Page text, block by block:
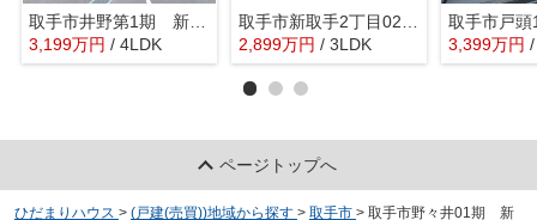
取手市井野第1期 新築戸建 1号棟
3,199万円 / 4LDK
2,899万円 / 3LDK 3,399万円
ページトップへ
ひだまりハウス > (戸建(売買))地域から探す > 取手市 > 取手市野々井01期 新